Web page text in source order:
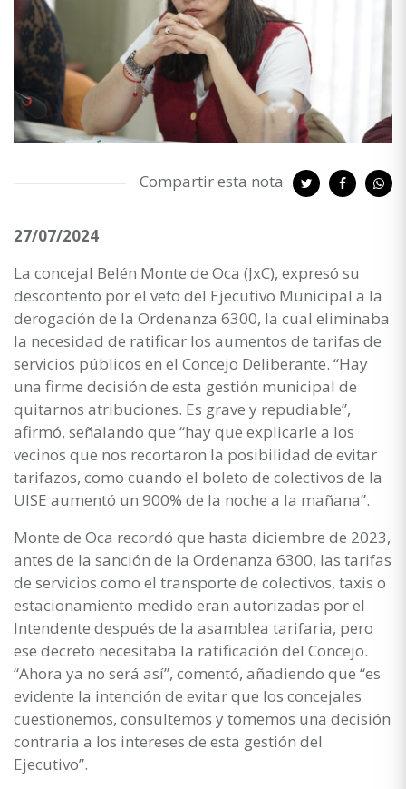
Compartir esta nota
27/07/2024
La concejal Belén Monte de Oca (JxC), expresó su
descontento por el veto del Ejecutivo Municipal a la
derogación de la Ordenanza 6300, la cual eliminaba
la necesidad de ratificar los aumentos de tarifas de
servicios públicos en el Concejo Deliberante. “Hay
una firme decisión de esta gestión municipal de
quitarnos atribuciones. Es grave y repudiable”,
afirmó, señalando que “hay que explicarle a los
vecinos que nos recortaron la posibilidad de evitar
tarifazos, como cuando el boleto de colectivos de la
UISE aumentó un 900% de la noche a la mañana”.
Monte de Oca recordó que hasta diciembre de 2023,
antes de la sanción de la Ordenanza 6300, las tarifas
de servicios como el transporte de colectivos, taxis o
estacionamiento medido eran autorizadas por el
Intendente después de la asamblea tarifaria, pero
ese decreto necesitaba la ratificación del Concejo.
“Ahora ya no será así”, comentó, añadiendo que “es
evidente la intención de evitar que los concejales
cuestionemos, consultemos y tomemos una decisión
contraria a los intereses de esta gestión del
Ejecutivo”.